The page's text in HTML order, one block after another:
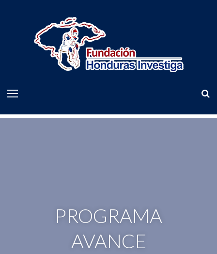
PROGRAMA
AVANCE